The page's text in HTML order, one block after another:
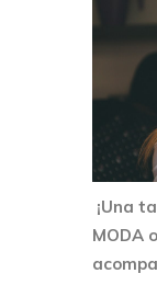
¡Una
MODA